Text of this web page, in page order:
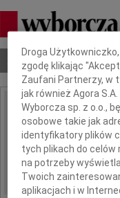
Nekrologi Odeszli
IMIĘ I NAZWISKO:
REGION:
DATA EMISJI:
Dbamy o Twoją
Droga
zgodę klikając
Zaufani Partnerzy, w
jak również Agora
Wyborcza sp. z o.o.,
osobowe takie jak
identyfikatory plików
tych plikach do
na potrzeby
Twoich
aplikacjach i w